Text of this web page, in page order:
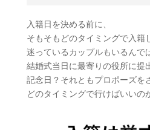
入籍日を決める前に、
そもそもどのタイミングで入籍
迷っているカップルもいるんで
結婚式当日に最寄りの役所に提
記念日？それともプロポーズを
どのタイミングで行けばいいの